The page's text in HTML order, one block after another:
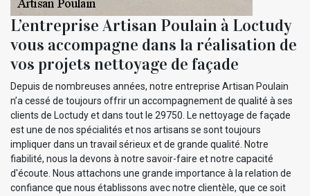
L’entreprise Artisan Poulain à Loctudy
vous accompagne dans la réalisation de
vos projets nettoyage de façade
Depuis de nombreuses années, notre entreprise Artisan Poulain
n’a cessé de toujours offrir un accompagnement de qualité à ses
clients de Loctudy et dans tout le 29750. Le nettoyage de façade
est une de nos spécialités et nos artisans se sont toujours
impliquer dans un travail sérieux et de grande qualité. Notre
fiabilité, nous la devons à notre savoir-faire et notre capacité
d'écoute. Nous attachons une grande importance à la relation de
confiance que nous établissons avec notre clientèle, que ce soit